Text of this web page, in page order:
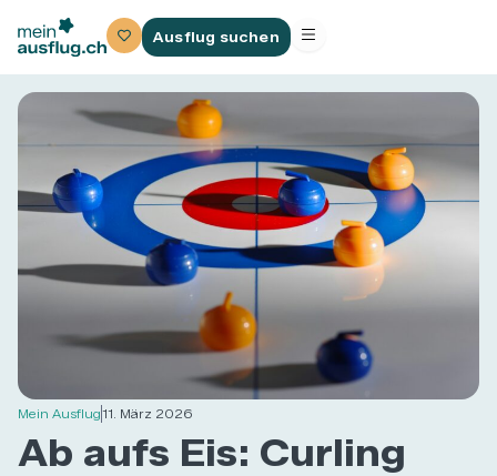
Ausflug suchen
Mein Ausflug11. März 2026
Ab aufs Eis: Curling